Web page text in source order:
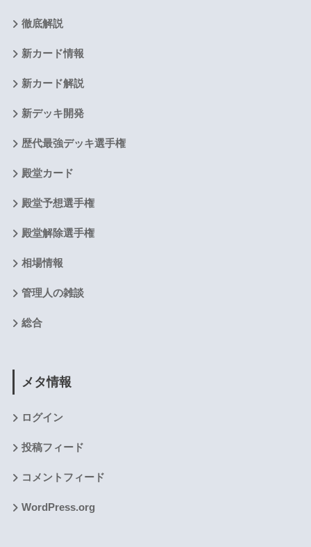
徹底解説
新カード情報
新カード解説
新デッキ開発
歴代最強デッキ選手権
殿堂カード
殿堂予想選手権
殿堂解除選手権
相場情報
管理人の雑談
総合
メタ情報
ログイン
投稿フィード
コメントフィード
WordPress.org